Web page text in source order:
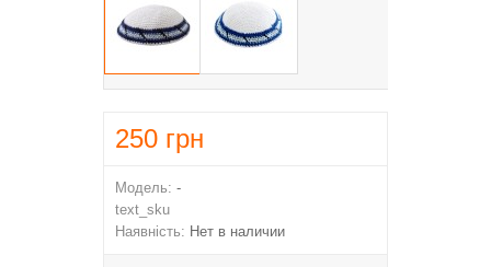
250 грн
Модель: -
text_sku
Наявність: Нет в наличии